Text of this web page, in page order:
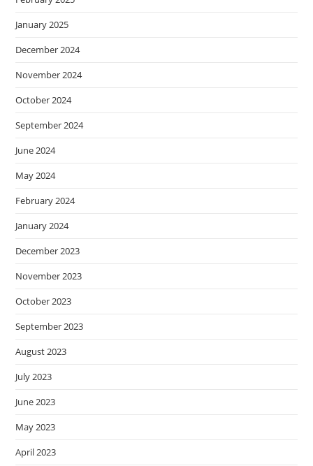
January 2025
December 2024
November 2024
October 2024
September 2024
June 2024
May 2024
February 2024
January 2024
December 2023
November 2023
October 2023
September 2023
August 2023
July 2023
June 2023
May 2023
April 2023